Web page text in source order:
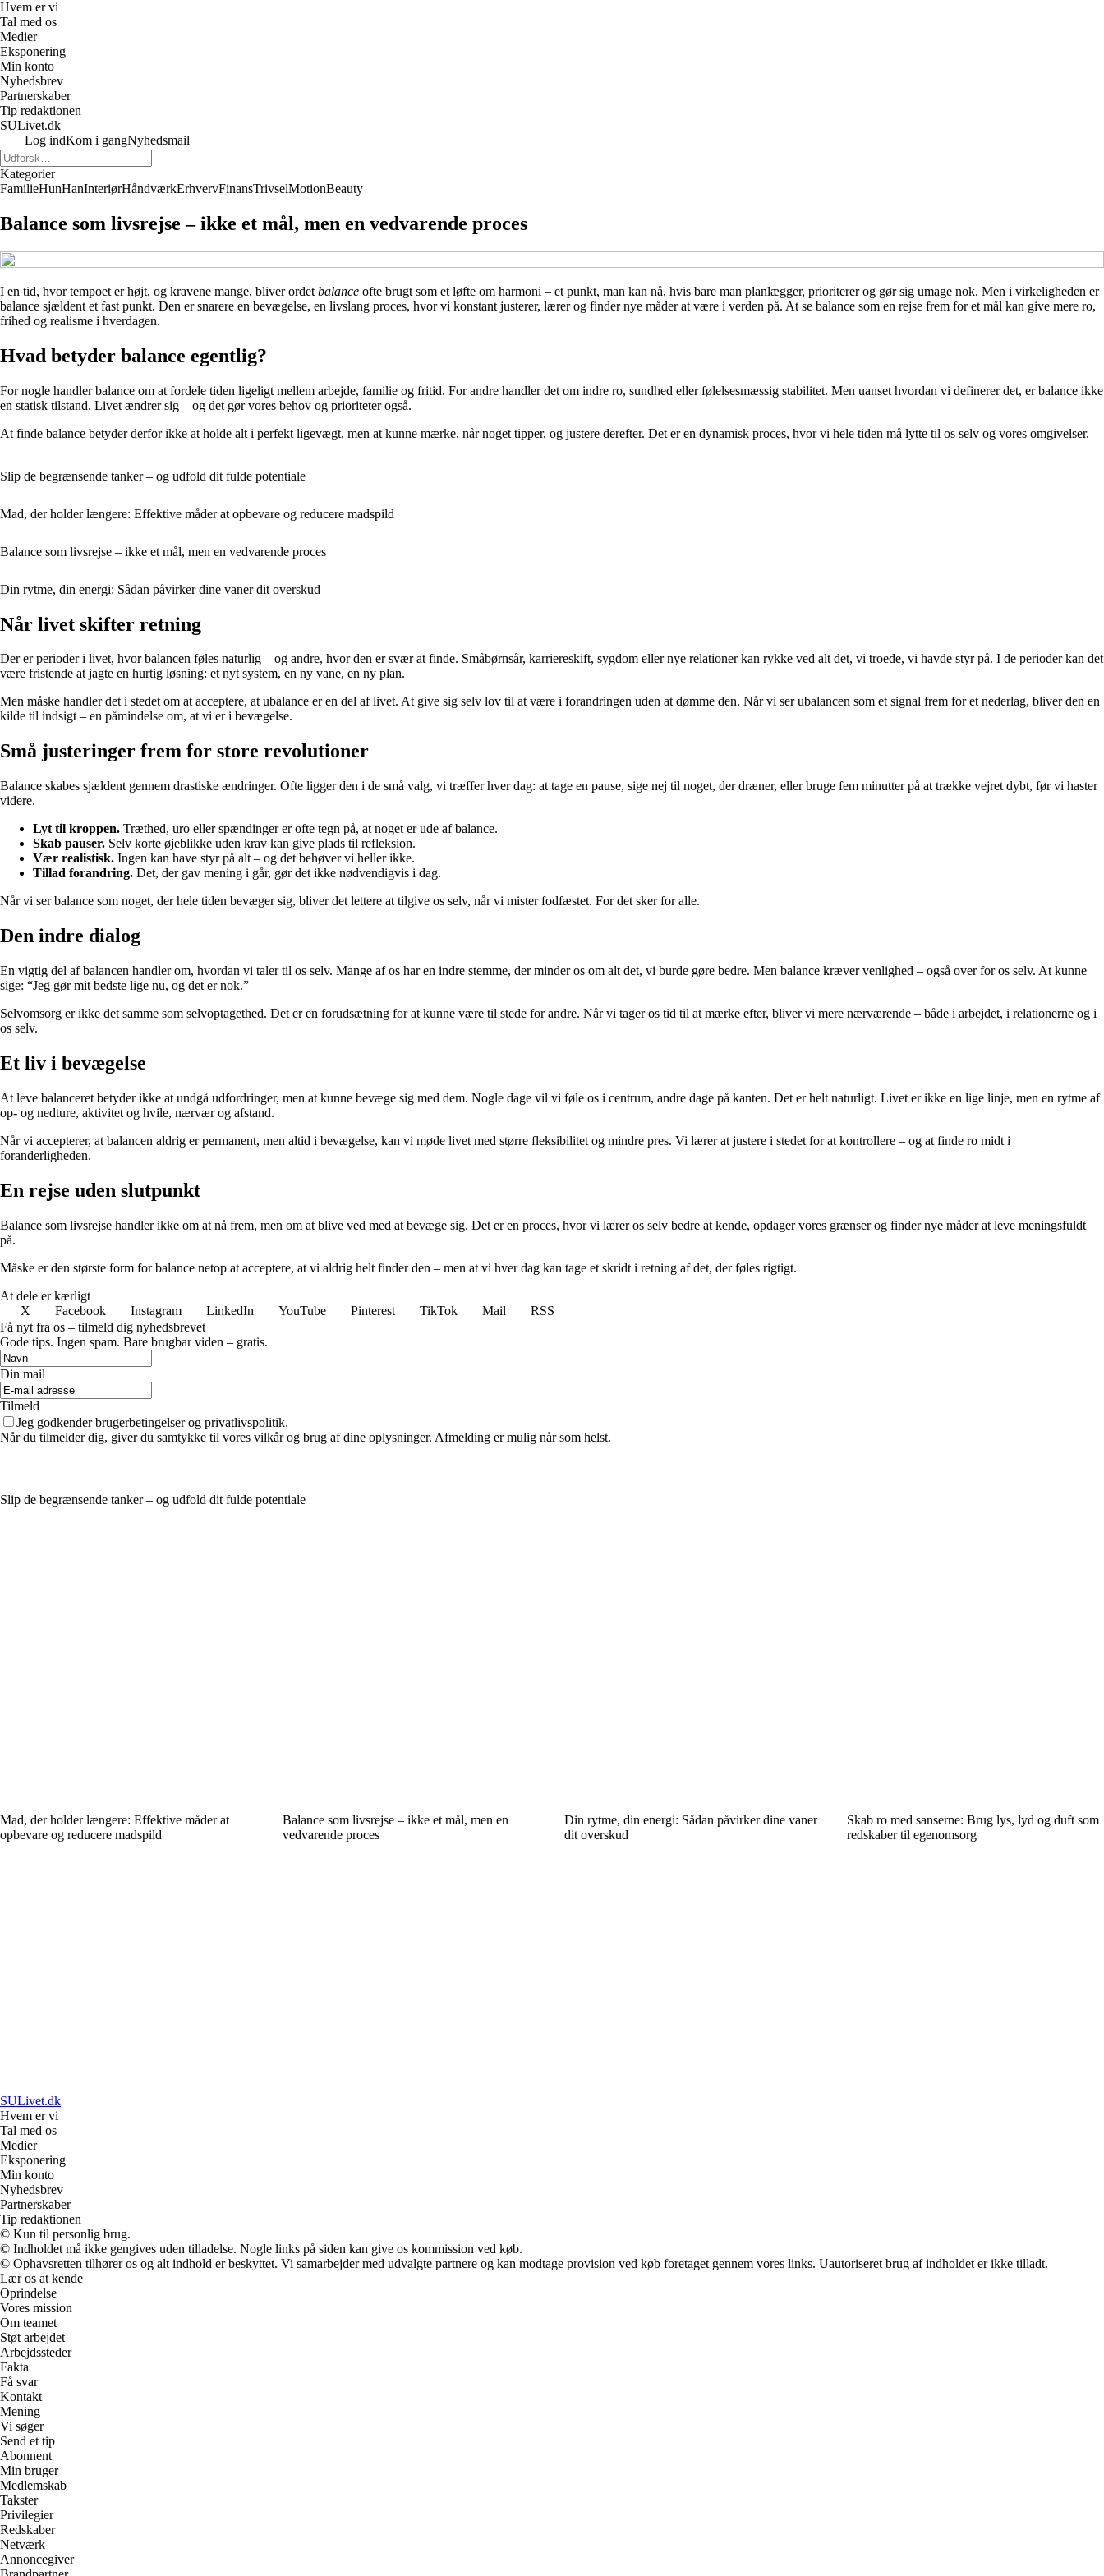
Hvem er vi
Tal med os
Medier
Eksponering
Min konto
Nyhedsbrev
Partnerskaber
Tip redaktionen
SULivet.dk
Log indKom i gangNyhedsmail
Kategorier
FamilieHunHanInteriørHåndværkErhvervFinansTrivselMotionBeauty
Balance som livsrejse – ikke et mål, men en vedvarende proces
I en tid, hvor tempoet er højt, og kravene mange, bliver ordet balance ofte brugt som et løfte om harmoni – et punkt, man kan nå, hvis bare man planlægger, prioriterer og gør sig umage nok. Men i virkeligheden er
balance sjældent et fast punkt. Den er snarere en bevægelse, en livslang proces, hvor vi konstant justerer, lærer og finder nye måder at være i verden på. At se balance som en rejse frem for et mål kan give mere ro,
frihed og realisme i hverdagen.
Hvad betyder balance egentlig?
For nogle handler balance om at fordele tiden ligeligt mellem arbejde, familie og fritid. For andre handler det om indre ro, sundhed eller følelsesmæssig stabilitet. Men uanset hvordan vi definerer det, er balance ikke
en statisk tilstand. Livet ændrer sig – og det gør vores behov og prioriteter også.
At finde balance betyder derfor ikke at holde alt i perfekt ligevægt, men at kunne mærke, når noget tipper, og justere derefter. Det er en dynamisk proces, hvor vi hele tiden må lytte til os selv og vores omgivelser.
Slip de begrænsende tanker – og udfold dit fulde potentiale
Mad, der holder længere: Effektive måder at opbevare og reducere madspild
Balance som livsrejse – ikke et mål, men en vedvarende proces
Din rytme, din energi: Sådan påvirker dine vaner dit overskud
Når livet skifter retning
Der er perioder i livet, hvor balancen føles naturlig – og andre, hvor den er svær at finde. Småbørnsår, karriereskift, sygdom eller nye relationer kan rykke ved alt det, vi troede, vi havde styr på. I de perioder kan det
være fristende at jagte en hurtig løsning: et nyt system, en ny vane, en ny plan.
Men måske handler det i stedet om at acceptere, at ubalance er en del af livet. At give sig selv lov til at være i forandringen uden at dømme den. Når vi ser ubalancen som et signal frem for et nederlag, bliver den en
kilde til indsigt – en påmindelse om, at vi er i bevægelse.
Små justeringer frem for store revolutioner
Balance skabes sjældent gennem drastiske ændringer. Ofte ligger den i de små valg, vi træffer hver dag: at tage en pause, sige nej til noget, der dræner, eller bruge fem minutter på at trække vejret dybt, før vi haster
videre.
Lyt til kroppen. Træthed, uro eller spændinger er ofte tegn på, at noget er ude af balance.
Skab pauser. Selv korte øjeblikke uden krav kan give plads til refleksion.
Vær realistisk. Ingen kan have styr på alt – og det behøver vi heller ikke.
Tillad forandring. Det, der gav mening i går, gør det ikke nødvendigvis i dag.
Når vi ser balance som noget, der hele tiden bevæger sig, bliver det lettere at tilgive os selv, når vi mister fodfæstet. For det sker for alle.
Den indre dialog
En vigtig del af balancen handler om, hvordan vi taler til os selv. Mange af os har en indre stemme, der minder os om alt det, vi burde gøre bedre. Men balance kræver venlighed – også over for os selv. At kunne
sige: “Jeg gør mit bedste lige nu, og det er nok.”
Selvomsorg er ikke det samme som selvoptagethed. Det er en forudsætning for at kunne være til stede for andre. Når vi tager os tid til at mærke efter, bliver vi mere nærværende – både i arbejdet, i relationerne og i
os selv.
Et liv i bevægelse
At leve balanceret betyder ikke at undgå udfordringer, men at kunne bevæge sig med dem. Nogle dage vil vi føle os i centrum, andre dage på kanten. Det er helt naturligt. Livet er ikke en lige linje, men en rytme af
op- og nedture, aktivitet og hvile, nærvær og afstand.
Når vi accepterer, at balancen aldrig er permanent, men altid i bevægelse, kan vi møde livet med større fleksibilitet og mindre pres. Vi lærer at justere i stedet for at kontrollere – og at finde ro midt i
foranderligheden.
En rejse uden slutpunkt
Balance som livsrejse handler ikke om at nå frem, men om at blive ved med at bevæge sig. Det er en proces, hvor vi lærer os selv bedre at kende, opdager vores grænser og finder nye måder at leve meningsfuldt
på.
Måske er den største form for balance netop at acceptere, at vi aldrig helt finder den – men at vi hver dag kan tage et skridt i retning af det, der føles rigtigt.
At dele er kærligt
X
Facebook Instagram LinkedIn YouTube Pinterest TikTok Mail
RSS
Få nyt fra os – tilmeld dig nyhedsbrevet
Gode tips. Ingen spam. Bare brugbar viden – gratis.
Din mail
Tilmeld
Jeg godkender brugerbetingelser og privatlivspolitik.
Når du tilmelder dig, giver du samtykke til vores vilkår og brug af dine oplysninger. Afmelding er mulig når som helst.
Slip de begrænsende tanker – og udfold dit fulde potentiale
Mad, der holder længere: Effektive måder at
opbevare og reducere madspild
Balance som livsrejse – ikke et mål, men en
vedvarende proces
Din rytme, din energi: Sådan påvirker dine vaner
dit overskud
Skab ro med sanserne: Brug lys, lyd og duft som
redskaber til egenomsorg
SULivet.dk
Hvem er vi
Tal med os
Medier
Eksponering
Min konto
Nyhedsbrev
Partnerskaber
Tip redaktionen
© Kun til personlig brug.
© Indholdet må ikke gengives uden tilladelse. Nogle links på siden kan give os kommission ved køb.
© Ophavsretten tilhører os og alt indhold er beskyttet. Vi samarbejder med udvalgte partnere og kan modtage provision ved køb foretaget gennem vores links. Uautoriseret brug af indholdet er ikke tilladt.
Lær os at kende
Oprindelse
Vores mission
Om teamet
Støt arbejdet
Arbejdssteder
Fakta
Få svar
Kontakt
Mening
Vi søger
Send et tip
Abonnent
Min bruger
Medlemskab
Takster
Privilegier
Redskaber
Netværk
Annoncegiver